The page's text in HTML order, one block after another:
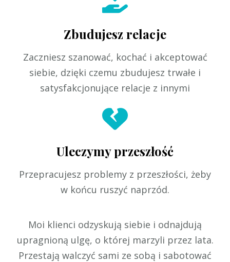
Zbudujesz relacje
Zaczniesz szanować, kochać i akceptować
siebie, dzięki czemu zbudujesz trwałe i
satysfakcjonujące relacje z innymi
Uleczymy przeszłość
Przepracujesz problemy z przeszłości, żeby
w końcu ruszyć naprzód.
Moi klienci odzyskują siebie i odnajdują
upragnioną ulgę, o której marzyli przez lata.
Przestają walczyć sami ze sobą i sabotować